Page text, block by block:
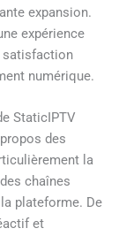
expansion.
expérience
satisfaction
numérique.
StaticIPTV
des
la
chaînes
plateforme. De
et